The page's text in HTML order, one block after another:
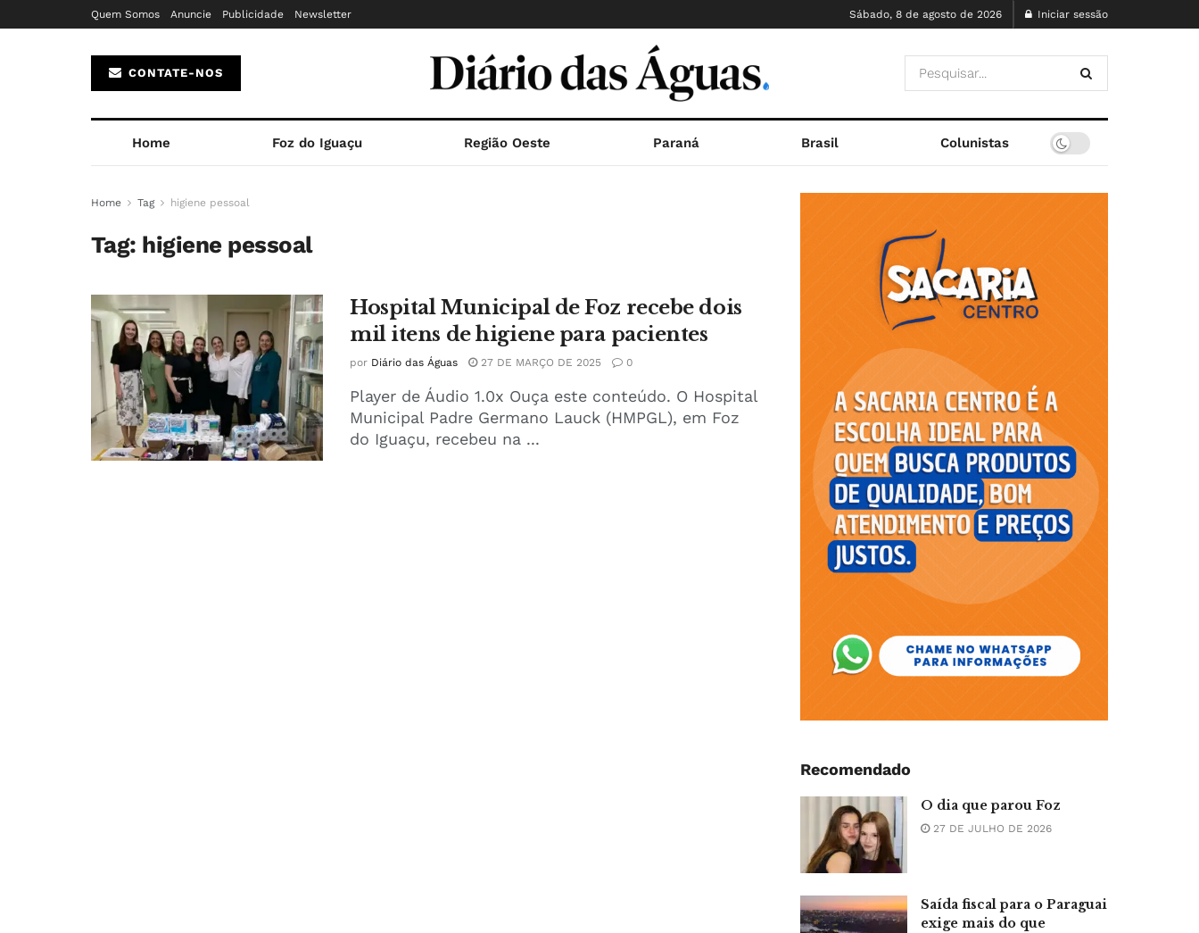
Quem Somos Anuncie Publicidade Newsletter Sábado, 8 de agosto de 2026 Iniciar sessão
CONTATE-NOS
Home Foz do Iguaçu Região Oeste Paraná Brasil Colunistas
Home Tag higiene pessoal
Tag: higiene pessoal
Hospital Municipal de Foz recebe dois
mil itens de higiene para pacientes
por Diário das Águas 27 DE MARÇO DE 2025 0
Player de Áudio 1.0x Ouça este conteúdo. O Hospital
Municipal Padre Germano Lauck (HMPGL), em Foz
do Iguaçu, recebeu na ...
Recomendado
O dia que parou Foz
27 DE JULHO DE 2026
Saída fiscal para o Paraguai
exige mais do que